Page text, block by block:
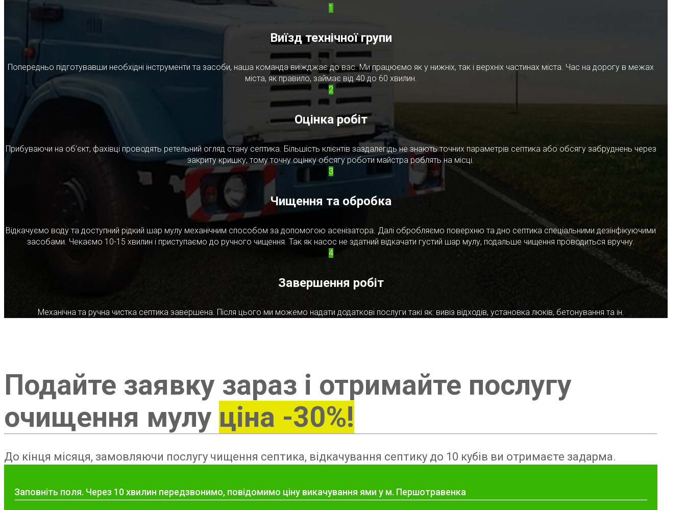
1
Виїзд технічної групи
Попередньо підготувавши необхідні інструменти та засоби, наша команда виїжджає до вас. Ми працюємо як у нижніх, так і верхніх частинах міста. Час на дорогу в межах
міста, як правило, займає від 40 до 60 хвилин.
2
Оцінка робіт
Прибуваючи на об'єкт, фахівці проводять ретельний огляд стану септика. Більшість клієнтів заздалегідь не знають точних параметрів септика або обсягу забруднень через
закриту кришку, тому точну оцінку обсягу роботи майстра роблять на місці.
3
Чищення та обробка
Відкачуємо воду та доступний рідкий шар мулу механічним способом за допомогою асенізатора. Далі обробляємо поверхню та дно септика спеціальними дезінфікуючими
засобами. Чекаємо 10-15 хвилин і приступаємо до ручного чищення. Так як насос не здатний відкачати густий шар мулу, подальше чищення проводиться вручну.
4
Завершення робіт
Механічна та ручна чистка септика завершена. Після цього ми можемо надати додаткові послуги такі як: вивіз відходів, установка люків, бетонування та ін.
Подайте заявку зараз і отримайте послугу
очищення мулу ціна -30%!
До кінця місяця, замовляючи послугу чищення септика, відкачування септику до 10 кубів ви отримаєте задарма.
Заповніть поля. Через 10 хвилин передзвонимо, повідомимо ціну викачування ями у м. Першотравенка